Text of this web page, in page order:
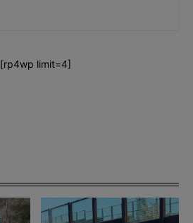
[rp4wp limit=4]